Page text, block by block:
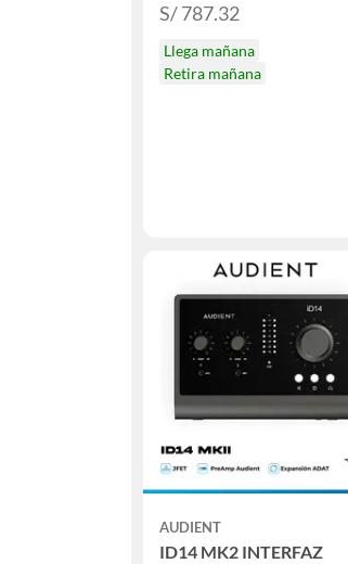
S/ 787.32
Llega mañana
Retira mañana
AUDIENT
ID14 MK2 INTERFAZ